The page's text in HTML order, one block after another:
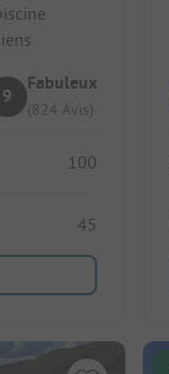
9
Fabuleux
(824 Avis)
100
45